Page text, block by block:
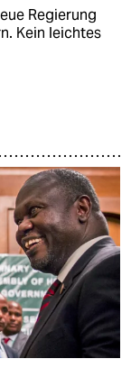
Regierung
Kein leichtes